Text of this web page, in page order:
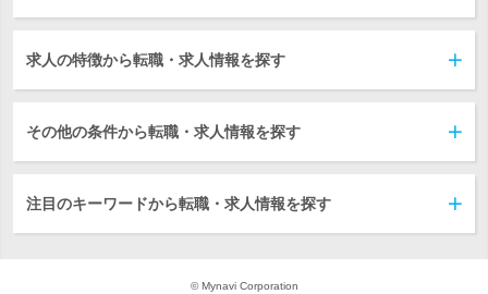
求人の特徴から転職・求人情報を探す
その他の条件から転職・求人情報を探す
注目のキーワードから転職・求人情報を探す
© Mynavi Corporation